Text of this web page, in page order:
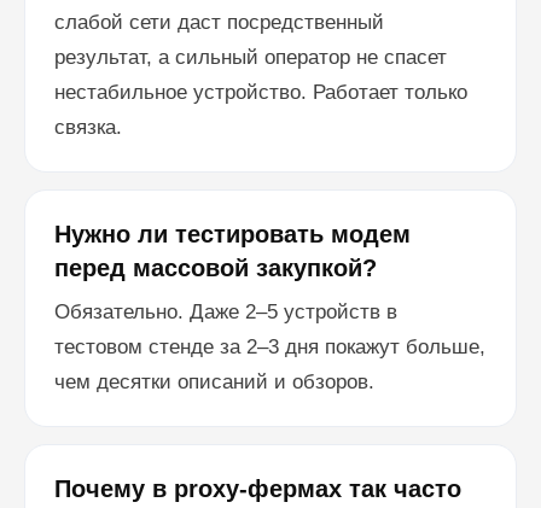
слабой сети даст посредственный
результат, а сильный оператор не спасет
нестабильное устройство. Работает только
связка.
Нужно ли тестировать модем
перед массовой закупкой?
Обязательно. Даже 2–5 устройств в
тестовом стенде за 2–3 дня покажут больше,
чем десятки описаний и обзоров.
Почему в proxy-фермах так часто